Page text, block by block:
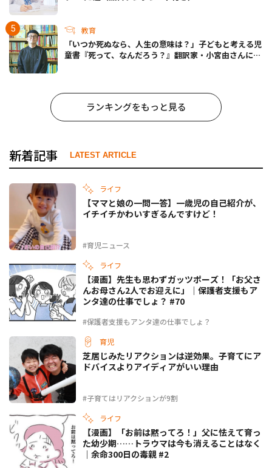
教育
「いつか死ぬなら、人生の意味は？」子どもと考える児
童書『死って、なんだろう？』翻訳家・小宮由さんに聞
ランキングをもっと見る
新着記事 LATEST ARTICLE
ライフ
#育児ニュース
【ママと娘の一問一答】一歳児の自己紹介が、
イチイチかわいすぎるんですけど！
ライフ
#保護者支援もアンタ達の仕事でしょ？
【漫画】先生も思わずガッツポーズ！「お父さ
んお母さん2人でお迎えに」｜保護者支援もア
ンタ達の仕事でしょ？ #70
育児
#子育てはリアクションが9割
芝居じみたリアクションは逆効果。子育てにア
ドバイスよりアイディアがいい理由
ライフ
【漫画】「お前は黙ってろ！」父に怯えて育っ
た幼少期……トラウマは今も消えることはなく
｜余命300日の毒親 #2